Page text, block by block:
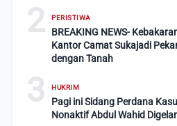
2 PERISTIWA
BREAKING NEWS-
Kantor Camat Sukajadi
dengan Tanah
3 HUKRIM
Pagi ini Sidang Perdana
Nonaktif Abdul Wahid Digelar